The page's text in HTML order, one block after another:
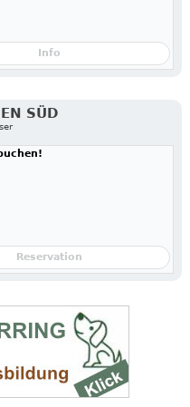
Info
SÜD
Reservation